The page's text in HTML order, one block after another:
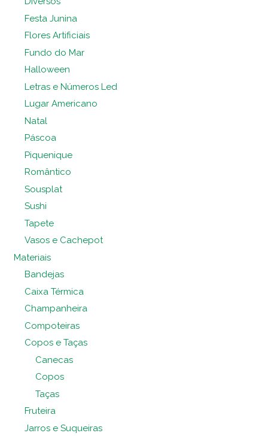
Festa Junina
Flores Artificiais
Fundo do Mar
Halloween
Letras e Números Led
Lugar Americano
Natal
Páscoa
Piquenique
Romântico
Sousplat
Sushi
Tapete
Vasos e Cachepot
Materiais
Bandejas
Caixa Térmica
Champanheira
Compoteiras
Copos e Taças
Canecas
Copos
Taças
Fruteira
Jarros e Suqueiras